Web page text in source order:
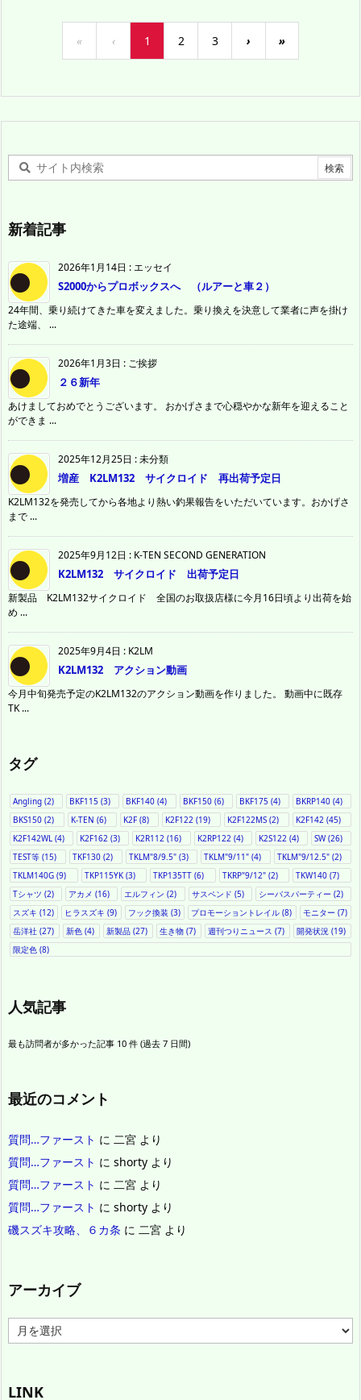
« ‹ 1 2 3 › »
新着記事
2026年1月14日 :エッセイ
S2000からプロボックスへ （ルアーと車２）
24年間、乗り続けてきた車を変えました。乗り換えを決意して業者に声を掛け
た途端、 ...
2026年1月3日 : ご挨拶
２６新年
あけましておめでとうございます。 おかげさまで心穏やかな新年を迎えること
ができま ...
2025年12月25日 :未分類
増産 K2LM132 サイクロイド 再出荷予定日
K2LM132を発売してから各地より熱い釣果報告をいただいています。おかげさ
まで ...
2025年9月12日 : K-TEN SECOND GENERATION
K2LM132 サイクロイド 出荷予定日
新製品 K2LM132サイクロイド 全国のお取扱店様に今月16日頃より出荷を始
め ...
2025年9月4日 : K2LM
K2LM132 アクション動画
今月中旬発売予定のK2LM132のアクション動画を作りました。 動画中に既存
TK ...
タグ
Angling (2) BKF115 (3) BKF140 (4) BKF150(6) BKF175(4) BKRP140(4)
BKS150 (2) K-TEN (6) K2F(8) K2F122 (19) K2F122MS (2) K2F142 (45)
K2F142WL (4) K2F162 (3) K2R112 (16) K2RP122(4) K2S122(4) SW(26)
TEST等 (15) TKF130(2) TKLM"8/9.5"(3) TKLM"9/11" (4) TKLM"9/12.5" (2)
TKLM140G (9) TKP115YK(3) TKP135TT (6) TKRP"9/12"(2) TKW140 (7)
Tシャツ (2) アカメ (16) エルフィン (2) サスペンド (5) シーバスパーティー (2)
スズキ (12) ヒラスズキ (9) フック換装(3) プロモーショントレイル (8) モニター (7)
岳洋社 (27) 新色 (4) 新製品 (27) 生き物 (7) 週刊つりニュース (7) 開発状況 (19)
限定色 (8)
人気記事
最も訪問者が多かった記事 10 件 (過去 7 日間)
最近のコメント
質問…ファースト に 二宮 より
質問…ファースト に shorty より
質問…ファースト に 二宮 より
質問…ファースト に shorty より
磯スズキ攻略、６カ条 に 二宮 より
アーカイブ
ー
ブ
LINK